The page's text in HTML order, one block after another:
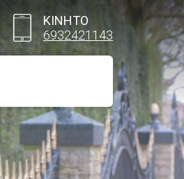
ΚΙΝΗΤΟ
6932421143